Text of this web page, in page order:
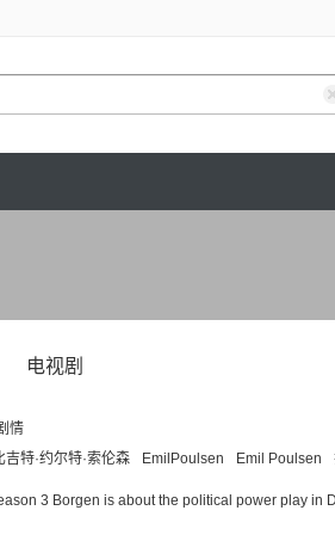
电视剧
情
吉特·约尔特·索伦森 EmilPoulsen Emil Poulsen
3 Borgen is about the political power play in